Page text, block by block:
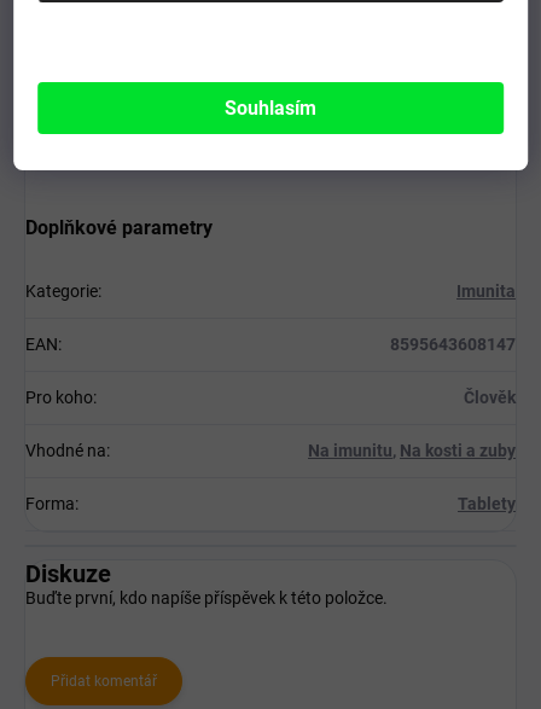
Souhlasím
Výrobce:
Doplňkové parametry
Kategorie: Imunita
EAN: 8595643608147
Pro koho: Člověk
Vhodné na: Na imunitu, Na kosti a zuby
Forma: Tablety
Diskuze
Buďte první, kdo napíše příspěvek k této položce.
Přidat komentář